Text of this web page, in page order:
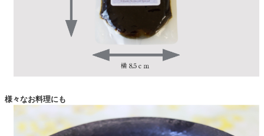
様々なお料理にも